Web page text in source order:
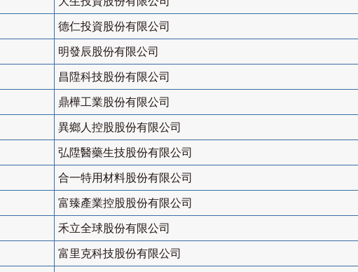
德仁投資股份有限公司
明發辰股份有限公司
昌陞科技股份有限公司
鼎樺工業股份有限公司
異鄉人控股股份有限公司
弘陞醫藥生技股份有限公司
合一特用材料股份有限公司
富臻產業控股股份有限公司
禾立全球股份有限公司
富里克科技股份有限公司